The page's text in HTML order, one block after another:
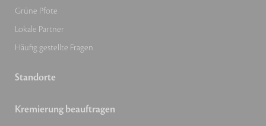
Grüne Pfote
Lokale Partner
Häufig gestellte Fragen
Standorte
Kremierung beauftragen